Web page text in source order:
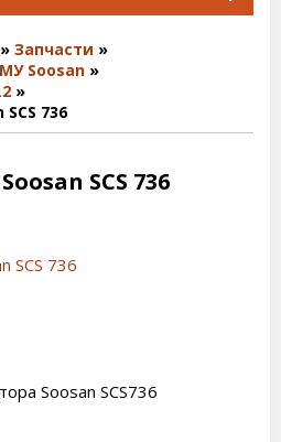
Запчасти
Soosan
736
SCS 736
Soosan SCS736